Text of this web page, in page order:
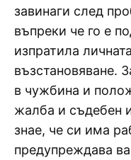
завинаги след
въпреки че го е
изпратила
възстановяване.
в чужбина и
жалба и съдебен
знае, че си има
предупреждава